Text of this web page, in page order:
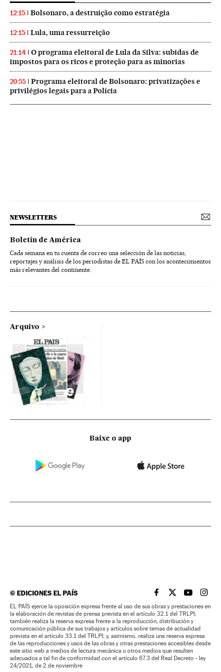
12:15 Bolsonaro, a destruição como estratégia
12:15 Lula, uma ressurreição
21:14
O programa eleitoral de Lula da Silva: subidas de
impostos para os ricos e proteção para as minorias
20:55
Programa eleitoral de Bolsonaro: privatizações e
privilégios legais para a Polícia
NEWSLETTERS
Boletín de América
Cada semana en tu cuenta de correo una selección de las noticias,
reportajes y análisis de los periodistas de EL PAÍS con los acontecimientos
más relevantes del continente.
Arquivo
Baixe o app
©EDICIONES EL PAÍS EL PAÍS BRASIL EN
EL PAÍSEL PAÍS
EL
EL PAÍS ejerce la oposición expresa frente al uso de sus obras y prestaciones en
la elaboración de revistas de prensa prevista en el artículo 32.1 del TRLPI;
también realiza la reserva expresa frente a la reproducción, distribución y
comunicación pública de sus trabajos y artículos sobre temas de actualidad
prevista en el artículo 33.1 del TRLPI; y, asimismo, realiza una reserva expresa
de las reproducciones y usos de las obras y otras prestaciones accesibles desde
este sitio web a medios de lectura mecánica u otros medios que resulten
adecuados a tal fin de conformidad con el artículo 67.3 del Real Decreto - ley
24/2021, de 2 de noviembre